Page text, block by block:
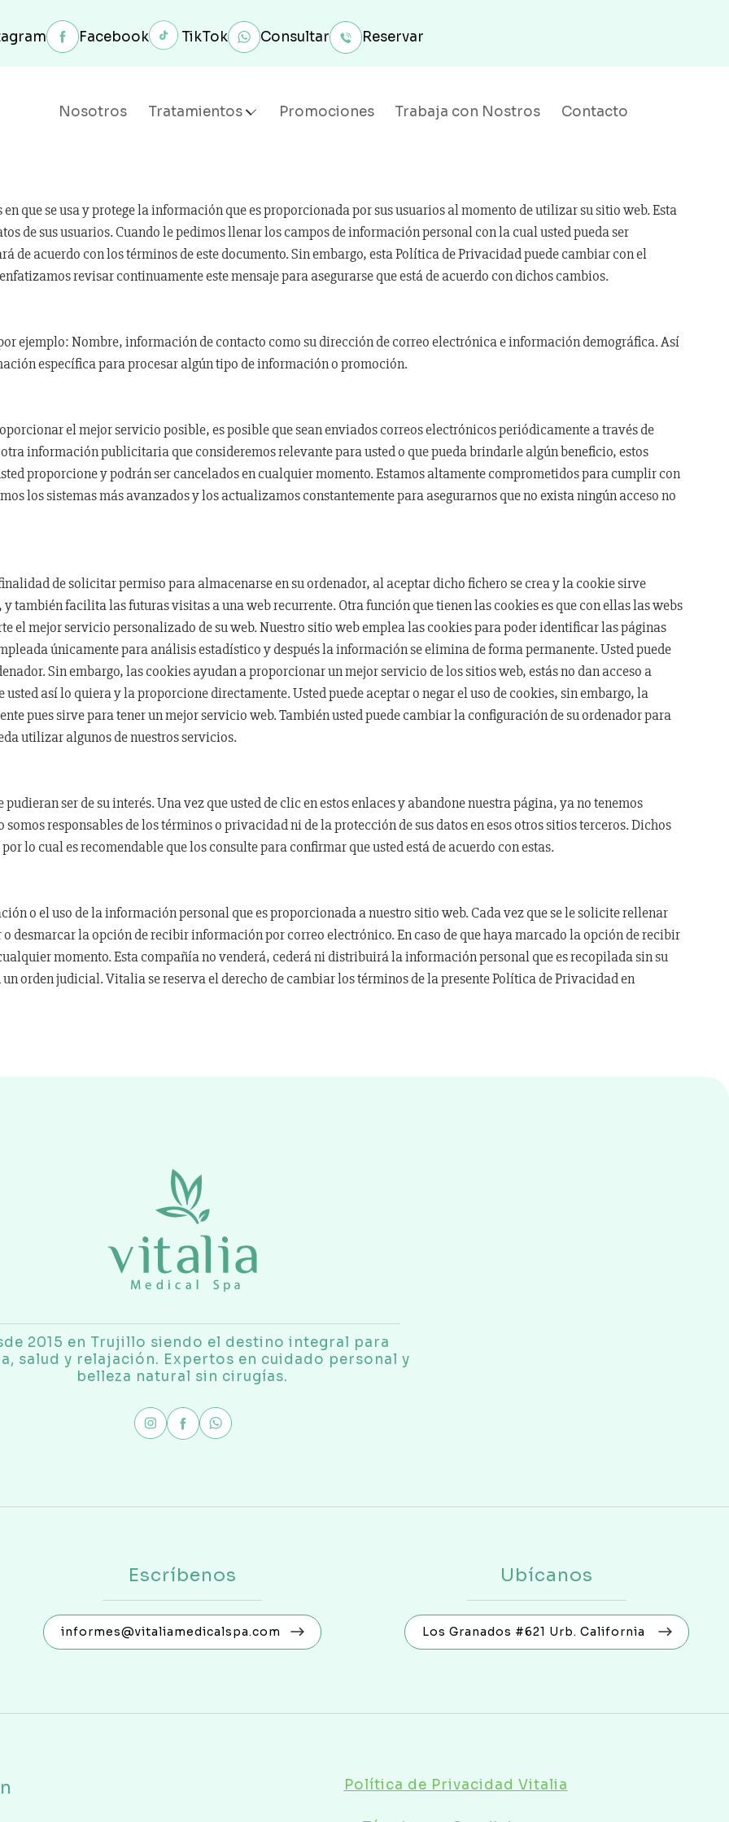
Facebook TikTok Consultar Reservar
Nosotros Tratamientos Promociones Trabaja con Nostros Contacto
que se usa y protege la información que es proporcionada por sus usuarios al momento de utilizar su sitio web. Esta
de sus usuarios. Cuando le pedimos llenar los campos de información personal con la cual usted pueda ser
de acuerdo con los términos de este documento. Sin embargo, esta Política de Privacidad puede cambiar con el
revisar continuamente este mensaje para asegurarse que está de acuerdo con dichos cambios.
ejemplo: Nombre, información de contacto como su dirección de correo electrónica e información demográfica. Así
específica para procesar algún tipo de información o promoción.
el mejor servicio posible, es posible que sean enviados correos electrónicos periódicamente a través de
información publicitaria que consideremos relevante para usted o que pueda brindarle algún beneficio, estos
proporcione y podrán ser cancelados en cualquier momento. Estamos altamente comprometidos para cumplir con
los sistemas más avanzados y los actualizamos constantemente para asegurarnos que no exista ningún acceso no
de solicitar permiso para almacenarse en su ordenador, al aceptar dicho fichero se crea y la cookie sirve
también facilita las futuras visitas a una web recurrente. Otra función que tienen las cookies es que con ellas las webs
el mejor servicio personalizado de su web. Nuestro sitio web emplea las cookies para poder identificar las páginas
únicamente para análisis estadístico y después la información se elimina de forma permanente. Usted puede
Sin embargo, las cookies ayudan a proporcionar un mejor servicio de los sitios web, estás no dan acceso a
así lo quiera y la proporcione directamente. Usted puede aceptar o negar el uso de cookies, sin embargo, la
pues sirve para tener un mejor servicio web. También usted puede cambiar la configuración de su ordenador para
utilizar algunos de nuestros servicios.
ser de su interés. Una vez que usted de clic en estos enlaces y abandone nuestra página, ya no tenemos
responsables de los términos o privacidad ni de la protección de sus datos en esos otros sitios terceros. Dichos
lo cual es recomendable que los consulte para confirmar que usted está de acuerdo con estas.
o el uso de la información personal que es proporcionada a nuestro sitio web. Cada vez que se le solicite rellenar
desmarcar la opción de recibir información por correo electrónico. En caso de que haya marcado la opción de recibir
momento. Esta compañía no venderá, cederá ni distribuirá la información personal que es recopilada sin su
orden judicial. Vitalia se reserva el derecho de cambiar los términos de la presente Política de Privacidad en
2015 en Trujillo siendo el destino integral para
salud y relajación. Expertos en cuidado personal y
belleza natural sin cirugías.
Escríbenos
informes@vitaliamedicalspa.com
Ubícanos
Los Granados #621 Urb. California
Política de Privacidad Vitalia